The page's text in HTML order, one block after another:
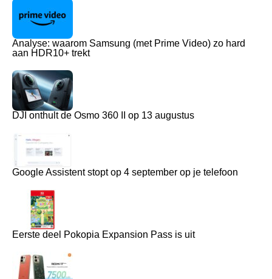
Analyse: waarom Samsung (met Prime Video) zo hard
aan HDR10+ trekt
DJI onthult de Osmo 360 II op 13 augustus
Google Assistent stopt op 4 september op je telefoon
Eerste deel Pokopia Expansion Pass is uit